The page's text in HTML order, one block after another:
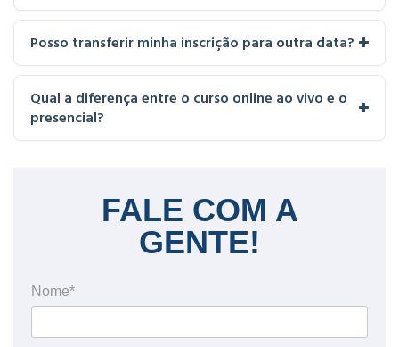
Posso transferir minha inscrição para outra data?
Qual a diferença entre o curso online ao vivo e o
presencial?
FALE COM A
GENTE!
Nome*